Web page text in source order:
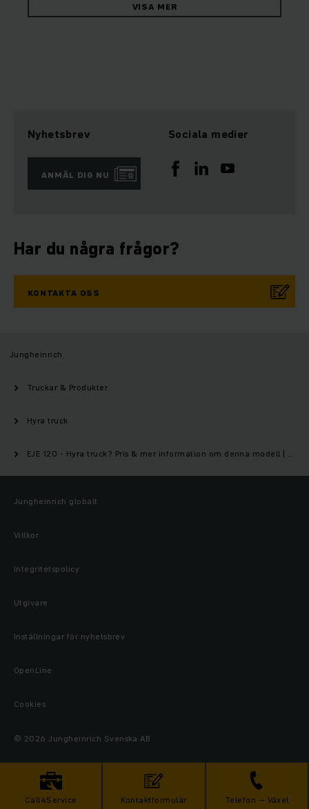
Call4Service Kontaktformulär Telefon – Växel
VISA MER
Nyhetsbrev
ANMÄL DIG NU
Sociala medier
Har du några frågor?
KONTAKTA OSS
Jungheinrich
Truckar & Produkter
Hyra truck
EJE 120 - Hyra truck? Pris & mer information om denna modell | Jungheinrich
Jungheinrich globalt
Villkor
Integritetspolicy
Utgivare
Inställningar för nyhetsbrev
OpenLine
Cookies
© 2026 Jungheinrich Svenska AB